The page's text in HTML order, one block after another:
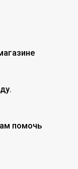
помочь